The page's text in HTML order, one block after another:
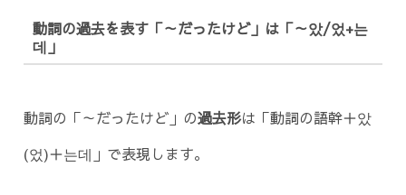
動詞の過去を表す「～だったけど」は「～았/었+는
데」
動詞の「～だったけど」の過去形は「動詞の語幹＋았
(었)＋는데」で表現します。